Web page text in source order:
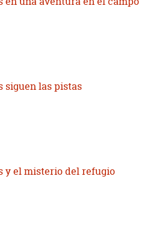
siguen las pistas
y el misterio del refugio